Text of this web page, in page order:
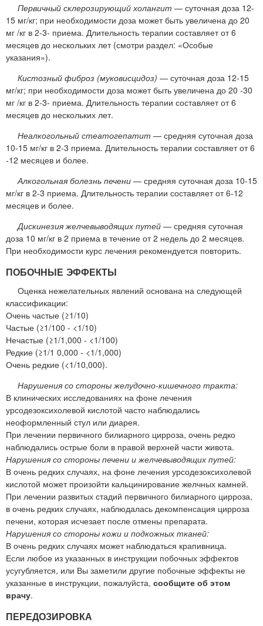
Первичный склерозирующий холангит — суточная доза 12-
15 мг/кг; при необходимости доза может быть увеличена до 20
мг /кг в 2-3- приема. Длительность терапии составляет от 6
месяцев до нескольких лет (смотри раздел: «Особые
указания»).
Кистозный фиброз (муковисцидоз) — суточная доза 12-15
мг/кг; при необходимости доза может быть увеличена до 20 -30
мг /кг в 2-3- приема. Длительность терапии составляет от 6
месяцев до нескольких лет.
Неалкогольный стеатогепатит — средняя суточная доза
10-15 мг/кг в 2-3 приема. Длительность терапии составляет от 6
-12 месяцев и более.
Алкогольная болезнь печени — средняя суточная доза 10-15
мг/кг в 2-3 приема. Длительность терапии составляет от 6-12
месяцев и более.
Дискинезия желчевыводящих путей — средняя суточная
доза 10 мг/кг в 2 приема в течение от 2 недель до 2 месяцев.
При необходимости курс лечения рекомендуется повторить.
ПОБОЧНЫЕ ЭФФЕКТЫ
Оценка нежелательных явлений основана на следующей
классификации:
Очень частые (≥1/10)
Частые (≥1/100 - <1/10)
Нечастые (≥1/1,000 - <1/100)
Редкие (≥1/1 0,000 - <1/1,000)
Очень редкие (<1/10,000).
Нарушения со стороны желудочно-кишечного тракта:
В клинических исследованиях на фоне лечения
урсодезоксихолевой кислотой часто наблюдались
неоформленный стул или диарея.
При лечении первичного билиарного цирроза, очень редко
наблюдались острые боли в правой верхней части живота.
Нарушения со стороны печени и желчевыводящих путей:
В очень редких случаях, на фоне лечения урсодезоксихолевой
кислотой может произойти кальцинирование желчных камней.
При лечении развитых стадий первичного билиарного цирроза,
в очень редких случаях, наблюдалась декомпенсация цирроза
печени, которая исчезает после отмены препарата.
Нарушения со стороны кожи и подкожных тканей:
В очень редких случаях может наблюдаться крапивница.
Если любое из указанных в инструкции побочных эффектов
усугубляется, или Вы заметили другие побочные эффекты не
указанные в инструкции, пожалуйста, сообщите об этом
врачу.
ПЕРЕДОЗИРОВКА